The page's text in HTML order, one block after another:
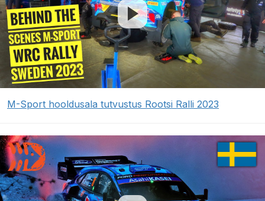
M-Sport hooldusala tutvustus Rootsi Ralli 2023